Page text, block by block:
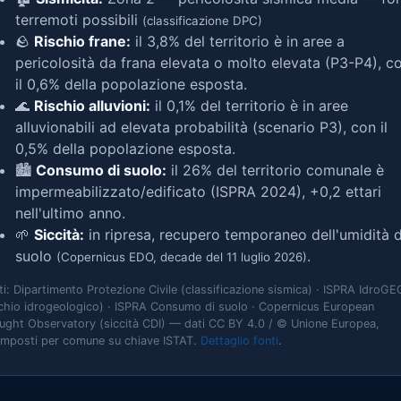
terremoti possibili (classificazione DPC)
🪨 Rischio frane: il 3,8% del territorio è in aree a
pericolosità da frana elevata o molto elevata (P3-P4),
il 0,6% della popolazione esposta.
🌊 Rischio alluvioni: il 0,1% del territorio è in aree
alluvionabili ad elevata probabilità (scenario P3), con il
0,5% della popolazione esposta.
🏙️ Consumo di suolo: il 26% del territorio comunale è
impermeabilizzato/edificato (ISPRA 2024), +0,2 ettari
nell'ultimo anno.
🌱 Siccità: in ripresa, recupero temporaneo dell'umidità
suolo (Copernicus EDO, decade del 11 luglio 2026).
Dipartimento Protezione Civile (classificazione sismica) · ISPRA
idrogeologico) · ISPRA Consumo di suolo · Copernicus European
Observatory (siccità CDI) — dati CC BY 4.0 / © Unione Europea,
per comune su chiave ISTAT. Dettaglio fonti.